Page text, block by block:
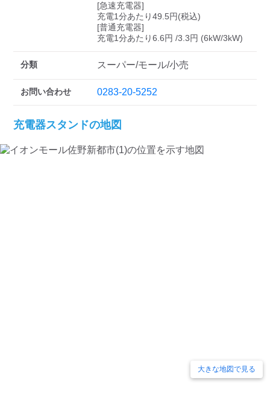
[急速充電器]
充電1分あたり49.5円(税込)
[普通充電器]
充電1分あたり6.6円 /3.3円 (6kW/3kW)
分類 スーパー/モール/小売
お問い合わせ 0283-20-5252
充電器スタンドの地図
大きな地図で見る